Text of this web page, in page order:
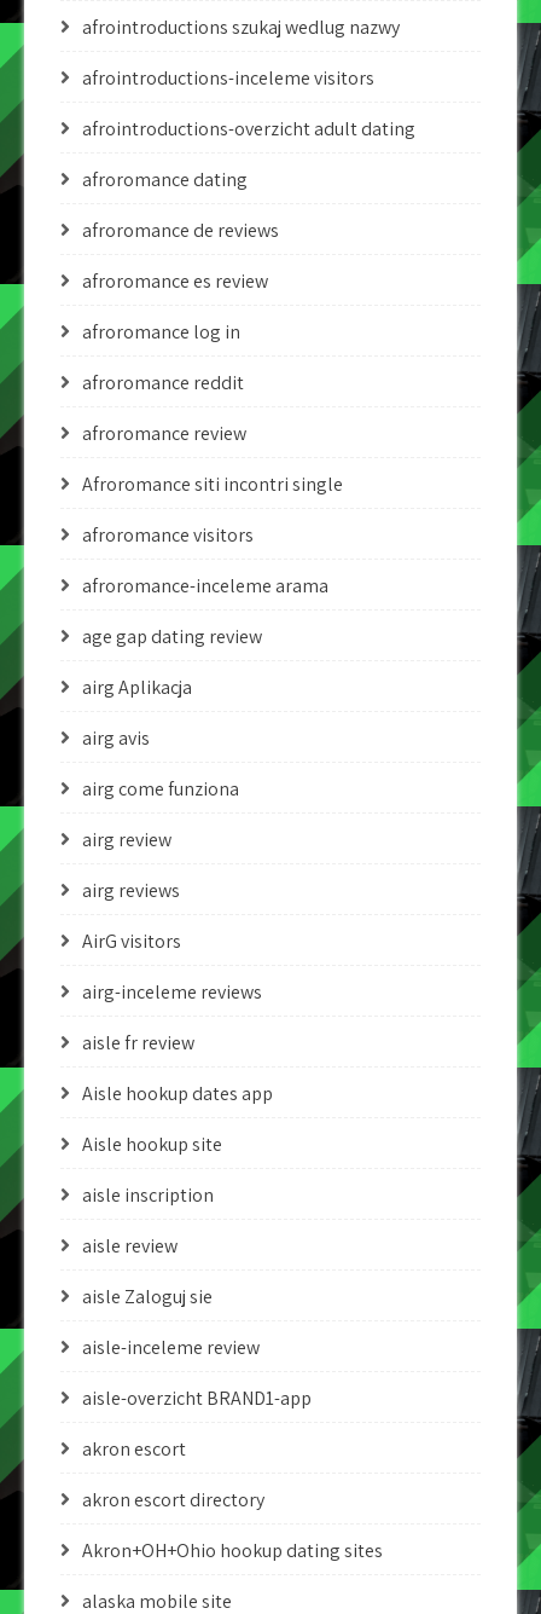
afrointroductions szukaj wedlug nazwy
afrointroductions-inceleme visitors
afrointroductions-overzicht adult dating
afroromance dating
afroromance de reviews
afroromance es review
afroromance log in
afroromance reddit
afroromance review
Afroromance siti incontri single
afroromance visitors
afroromance-inceleme arama
age gap dating review
airg Aplikacja
airg avis
airg come funziona
airg review
airg reviews
AirG visitors
airg-inceleme reviews
aisle fr review
Aisle hookup dates app
Aisle hookup site
aisle inscription
aisle review
aisle Zaloguj sie
aisle-inceleme review
aisle-overzicht BRAND1-app
akron escort
akron escort directory
Akron+OH+Ohio hookup dating sites
alaska mobile site